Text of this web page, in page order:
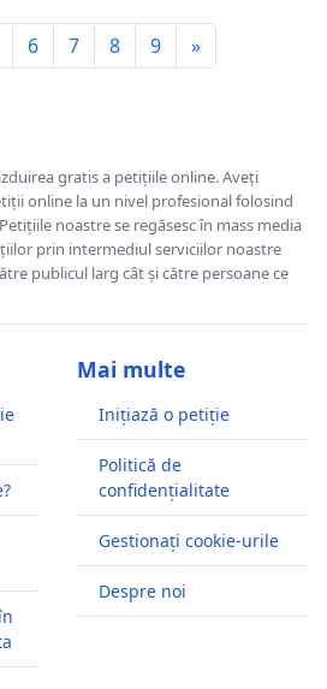
6 7 8 9 »
gratis a petițiile online. Aveți
online la un nivel profesional folosind
noastre se regăsesc în mass media
prin intermediul serviciilor noastre
publicul larg cât și către persoane ce
Mai multe
Inițiază o petiție
Politică de
confidențialitate
Gestionați cookie-urile
Despre noi